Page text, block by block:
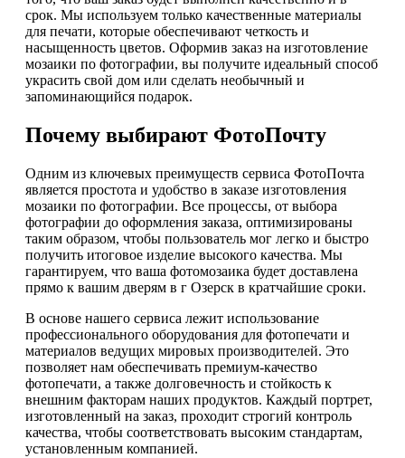
срок. Мы используем только качественные материалы
для печати, которые обеспечивают четкость и
насыщенность цветов. Оформив заказ на изготовление
мозаики по фотографии, вы получите идеальный способ
украсить свой дом или сделать необычный и
запоминающийся подарок.
Почему выбирают ФотоПочту
Одним из ключевых преимуществ сервиса ФотоПочта
является простота и удобство в заказе изготовления
мозаики по фотографии. Все процессы, от выбора
фотографии до оформления заказа, оптимизированы
таким образом, чтобы пользователь мог легко и быстро
получить итоговое изделие высокого качества. Мы
гарантируем, что ваша фотомозаика будет доставлена
прямо к вашим дверям в г Озерск в кратчайшие сроки.
В основе нашего сервиса лежит использование
профессионального оборудования для фотопечати и
материалов ведущих мировых производителей. Это
позволяет нам обеспечивать премиум-качество
фотопечати, а также долговечность и стойкость к
внешним факторам наших продуктов. Каждый портрет,
изготовленный на заказ, проходит строгий контроль
качества, чтобы соответствовать высоким стандартам,
установленным компанией.